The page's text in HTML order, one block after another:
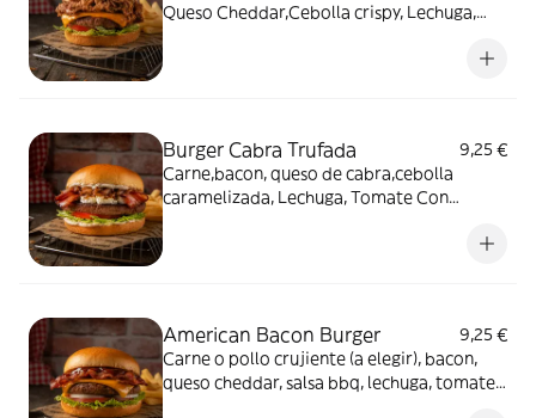
Queso Cheddar,Cebolla crispy, Lechuga,
Burger Cabra Trufada
9,25 €
Carne,bacon, queso de cabra,cebolla
caramelizada, Lechuga, Tomate Con
American Bacon Burger
9,25 €
Carne o pollo crujiente (a elegir), bacon,
queso cheddar, salsa bbq, lechuga, tomate y